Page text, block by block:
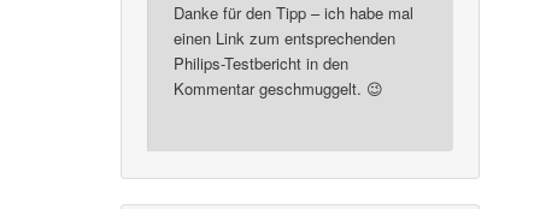
Danke für den Tipp – ich habe mal
einen Link zum entsprechenden
Philips-Testbericht in den
Kommentar geschmuggelt. 😉